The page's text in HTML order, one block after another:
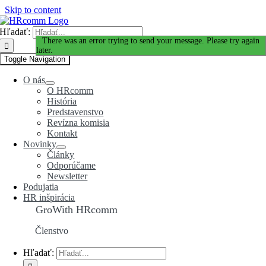
Skip to content
Hľadať:
Toggle Navigation
O nás
O HRcomm
História
Predstavenstvo
Revízna komisia
Kontakt
Novinky
Články
Odporúčame
Newsletter
Podujatia
HR inšpirácia
GroWith HRcomm
Členstvo
Hľadať:
Ďakujeme za Váš záujem!
There was an error trying to send your message. Please try again
later.